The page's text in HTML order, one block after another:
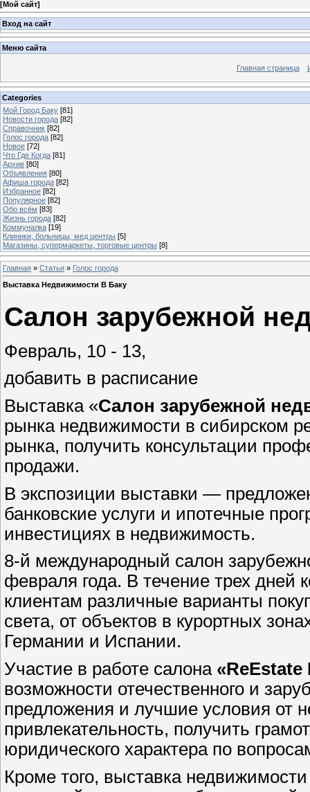
[Мой сайт]
Вход на сайт
Меню сайта
Главная страница
Categories
Мой Город Баку [81]
Новости города [82]
Справочник [82]
Голос города [82]
Новое [72]
Что Где Когда [81]
Архив [80]
Объявления [80]
Афиша города [82]
Избранное [82]
Популярное [82]
Обо всём [83]
Жизнь города [82]
Коммуналка [19]
Клиники, больницы, мед центры [5]
Магазины, супермаркеты, торговые центры [8]
Главная » Статьи » Голос города
Выставка Недвижимости В Баку
Салон зарубежной
Февраль, 10 - 13,
добавить в расписание
Выставка «Салон зарубежной
рынка недвижимости в сибирском
рынка, получить консультации
продажи.
В экспозиции выставки —
банковские услуги и ипотечные
инвестициях в недвижимость.
8-й международный салон
февраля года. В течение трех дней
клиентам различные варианты
света, от объектов в курортных
Германии и Испании.
Участие в работе салона «ReEstate
возможности отечественного и
предложения и лучшие условия от
привлекательность, получить
юридического характера по
Кроме того, выставка